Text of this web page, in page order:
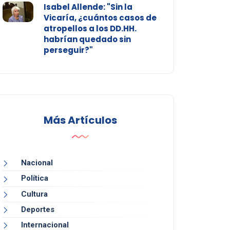
Isabel Allende: "Sin la
Vicaría, ¿cuántos casos de
atropellos a los DD.HH.
habrían quedado sin
perseguir?"
Más Artículos
Nacional
Política
Cultura
Deportes
Internacional